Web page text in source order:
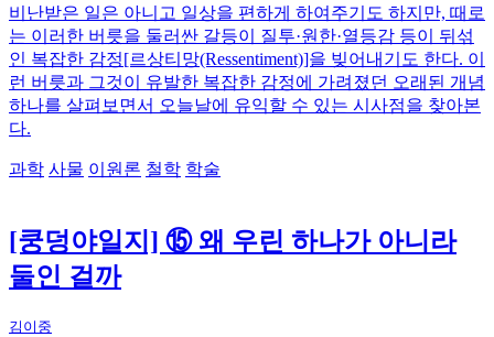
비난받은 일은 아니고 일상을 편하게 하여주기도 하지만, 때로
는 이러한 버릇을 둘러싼 갈등이 질투·원한·열등감 등이 뒤섞
인 복잡한 감정[르상티망(Ressentiment)]을 빚어내기도 한다. 이
런 버릇과 그것이 유발한 복잡한 감정에 가려졌던 오래된 개념
하나를 살펴보면서 오늘날에 유익할 수 있는 시사점을 찾아본
다.
과학 사물 이원론 철학 학술
[쿵덩야일지] ⑮ 왜 우린 하나가 아니라
둘인 걸까
김이중